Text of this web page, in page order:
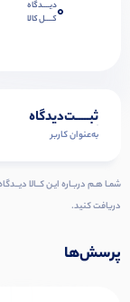
0دیــــدگاه
کــــل کالا
ثبـــــت‌دیدگاه
به‌عنوان کاربر
دریافت کنید.
پرسش‌ها